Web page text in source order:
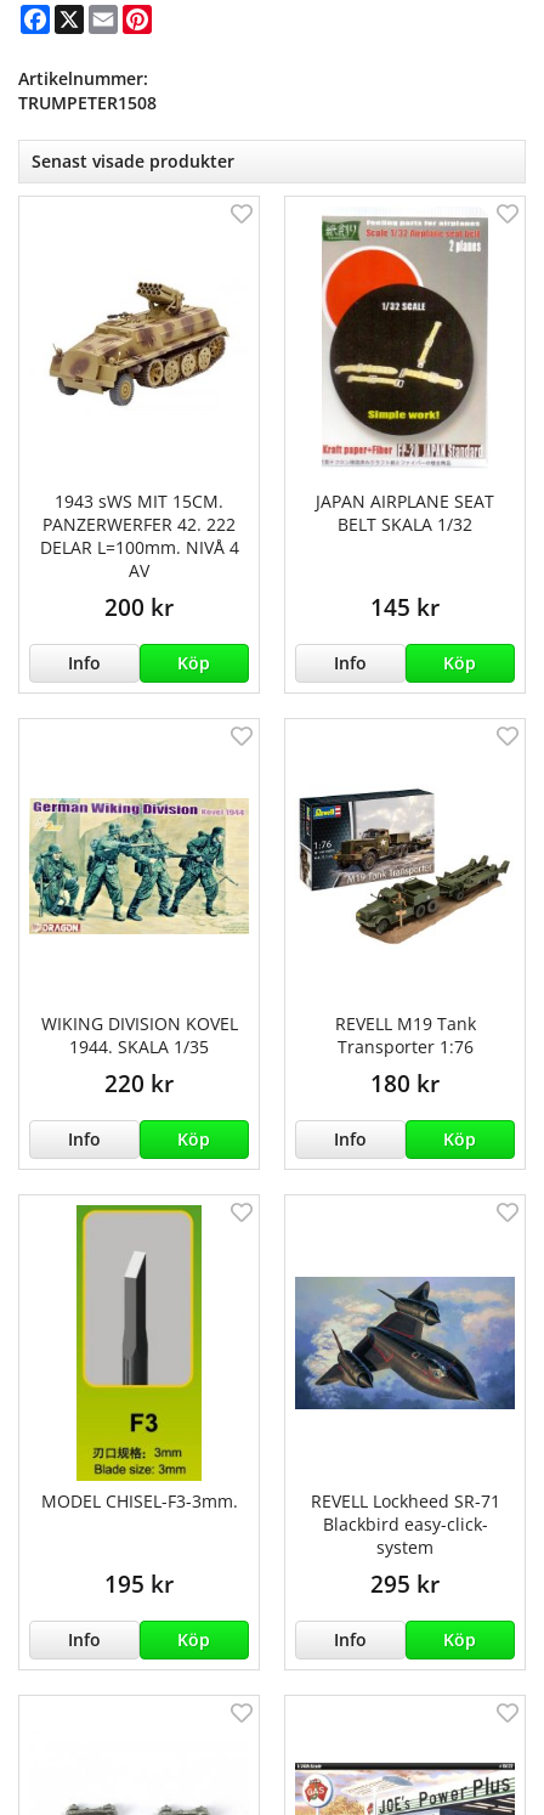
Facebook
X Email
Artikelnummer:
TRUMPETER1508
Senast visade produkter
1943 sWS MIT 15CM.
PANZERWERFER 42. 222
DELAR L=100mm. NIVÅ 4
AV
200 kr
Info Köp
JAPAN AIRPLANE SEAT
BELT SKALA 1/32
145 kr
Info Köp
WIKING DIVISION KOVEL
1944. SKALA 1/35
220 kr
Info Köp
REVELL M19 Tank
Transporter 1:76
180 kr
Info Köp
MODEL CHISEL-F3-3mm.
195 kr
Info Köp
REVELL Lockheed SR-71
Blackbird easy-click-
system
295 kr
Info Köp